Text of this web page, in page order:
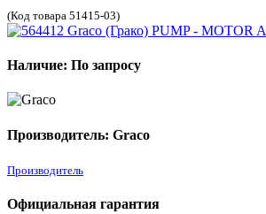
(Код товара 51415-03)
Наличие: По запросу
Производитель: Graco
Производитель
Официальная гарантия